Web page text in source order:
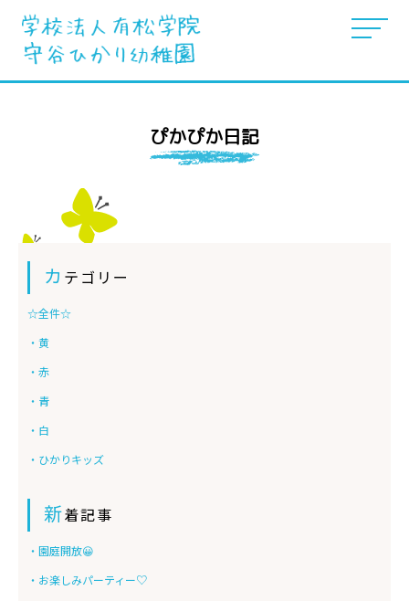
ぴかぴか日記
カ テゴリー
☆全件☆
・黄
・赤
・青
・白
・ひかりキッズ
新着記事
・園庭開放😀
・お楽しみパーティー♡